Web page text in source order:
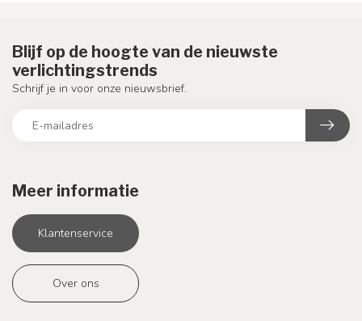
Meer informatie
Klantenservice
Over ons
Blijf op de hoogte van de nieuwste
verlichtingstrends
Schrijf je in voor onze nieuwsbrief.